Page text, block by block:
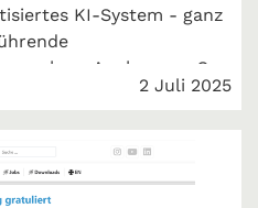
KI-System - ganz
Auch unser Co-
iBusiness berichtet.2 Juli 2025